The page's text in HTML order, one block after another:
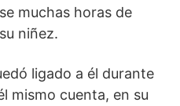
muchas horas de
niñez.
ligado a él durante
mismo cuenta, en su